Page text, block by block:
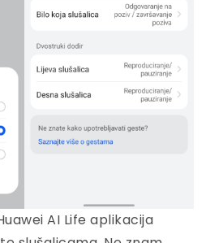
AI Life aplikacija